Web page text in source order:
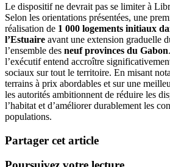
Le dispositif ne devrait pas se limiter à
Selon les orientations présentées, une
réalisation de 1 000 logements initiaux
l’Estuaire avant une extension graduelle
l’ensemble des neuf provinces du Gabon
l’exécutif entend accroître
sociaux sur tout le territoire. En misant
terrains à prix abordables et sur une
les autorités ambitionnent de réduire les
l’habitat et d’améliorer durablement les
populations.
Partager cet article